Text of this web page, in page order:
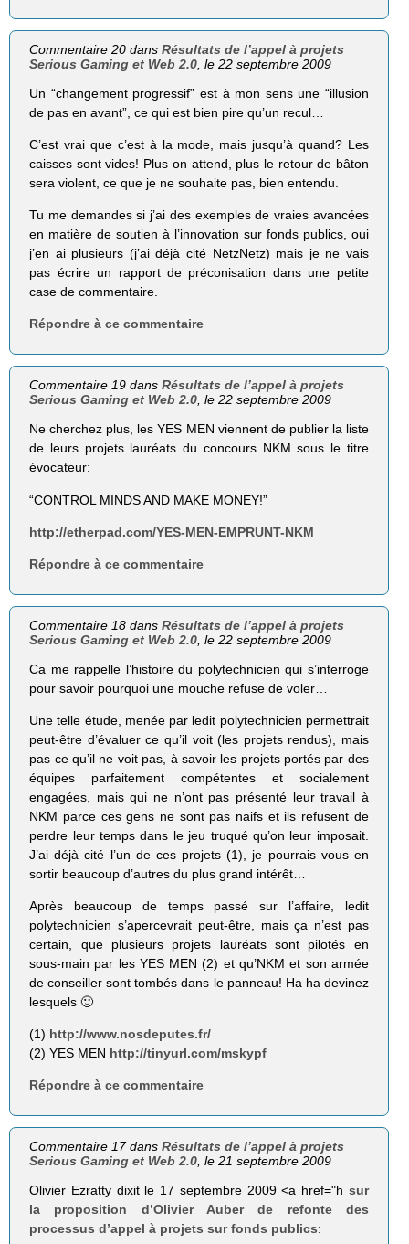
Commentaire 20 dansRésultats de l’appel à projets
Serious Gaming et Web 2.0 , le 22 septembre 2009
Un “changement progressif” est à mon sens une “illusion
de pas en avant”, ce qui est bien pire qu’un recul…
C’est vrai que c’est à la mode, mais jusqu’à quand? Les
caisses sont vides! Plus on attend, plus le retour de bâton
sera violent, ce que je ne souhaite pas, bien entendu.
Tu me demandes si j’ai des exemples de vraies avancées
en matière de soutien à l’innovation sur fonds publics, oui
j’en ai plusieurs (j’ai déjà cité NetzNetz) mais je ne vais
pas écrire un rapport de préconisation dans une petite
case de commentaire.
Répondre à ce commentaire
Commentaire 19 dansRésultats de l’appel à projets
Serious Gaming et Web 2.0, le 22 septembre 2009
Ne cherchez plus, les YES MEN viennent de publier la liste
de leurs projets lauréats du concours NKM sous le titre
évocateur:
“CONTROL MINDS AND MAKE MONEY!”
http://etherpad.com/YES-MEN-EMPRUNT-NKM
Répondre à ce commentaire
Commentaire 18 dansRésultats de l’appel à projets
Serious Gaming et Web 2.0 , le 22 septembre 2009
Ca me rappelle l’histoire du polytechnicien qui s’interroge
pour savoir pourquoi une mouche refuse de voler…
Une telle étude, menée par ledit polytechnicien permettrait
peut-être d’évaluer ce qu’il voit (les projets rendus), mais
pas ce qu’il ne voit pas, à savoir les projets portés par des
équipes parfaitement compétentes et socialement
engagées, mais qui ne n’ont pas présenté leur travail à
NKM parce ces gens ne sont pas naifs et ils refusent de
perdre leur temps dans le jeu truqué qu’on leur imposait.
J’ai déjà cité l’un de ces projets (1), je pourrais vous en
sortir beaucoup d’autres du plus grand intérêt…
Après beaucoup de temps passé sur l’affaire, ledit
polytechnicien s’apercevrait peut-être, mais ça n’est pas
certain, que plusieurs projets lauréats sont pilotés en
sous-main par les YES MEN (2) et qu’NKM et son armée
de conseiller sont tombés dans le panneau! Ha ha devinez
lesquels 🙂
(1) http://www.nosdeputes.fr/
(2) YES MEN http://tinyurl.com/mskypf
Répondre à ce commentaire
Commentaire 17 dansRésultats de l’appel à projets
Serious Gaming et Web 2.0, le 21 septembre 2009
Olivier Ezratty dixit le 17 septembre 2009 <a href="h sur
la proposition d’Olivier Auber de refonte des
processus d’appel à projets sur fonds publics: